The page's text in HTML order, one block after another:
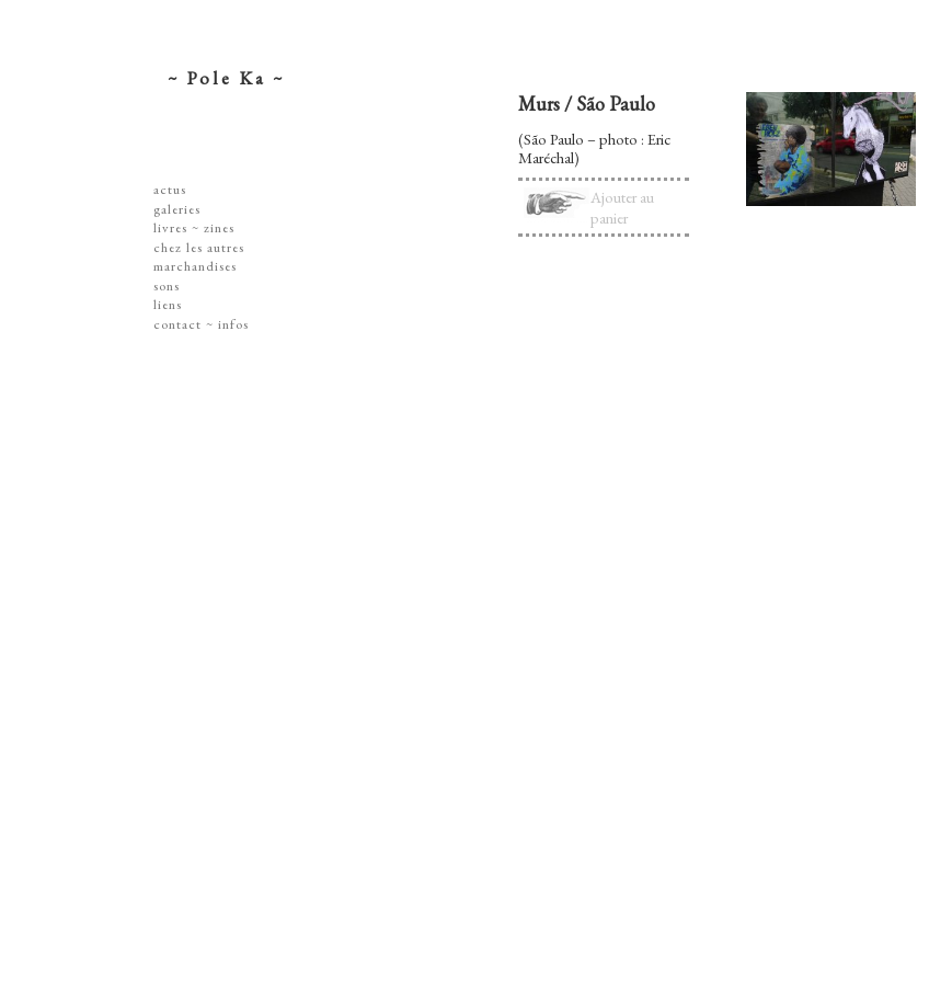
~ Pole Ka ~
actus
galeries
dessins ~ illustrations
affiches ~ concerts ~ disques
gravures
peintures
dissections ~ découpes
jouets ~ objets
livres ~ zines
chez les autres
marchandises
sérigraphies
livres & zines
gravures
sons
liens
contact ~ infos
Murs / São Paulo
(São Paulo – photo : Eric
Maréchal)
Ajouter au
panier